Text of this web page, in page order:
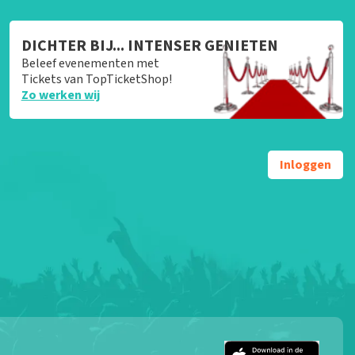
DICHTER BIJ... INTENSER GENIETEN
Beleef evenementen met
Tickets van TopTicketShop!
Zo werken wij
Inloggen